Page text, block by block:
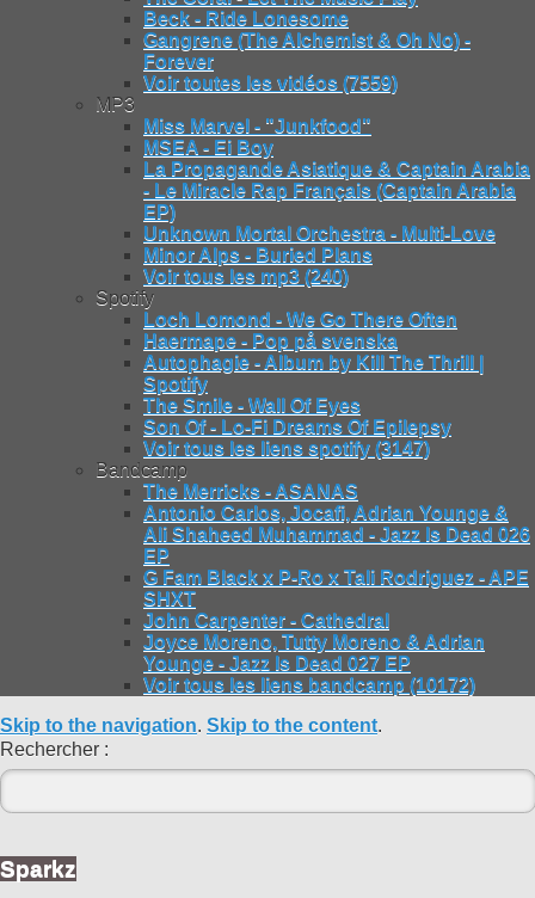
Beck - Ride Lonesome
Gangrene (The Alchemist & Oh No) -
Forever
Voir toutes les vidéos (7559)
MP3
Miss Marvel - "Junkfood"
MSEA - Ei Boy
La Propagande Asiatique & Captain Arabia
- Le Miracle Rap Français (Captain Arabia
EP)
Unknown Mortal Orchestra - Multi-Love
Minor Alps - Buried Plans
Voir tous les mp3 (240)
Spotify
Loch Lomond - We Go There Often
Haermape - Pop på svenska
Autophagie - Album by Kill The Thrill |
Spotify
The Smile - Wall Of Eyes
Son Of - Lo-Fi Dreams Of Epilepsy
Voir tous les liens spotify (3147)
Bandcamp
The Merricks - ASANAS
Antonio Carlos, Jocafi, Adrian Younge &
Ali Shaheed Muhammad - Jazz Is Dead 026
EP
G Fam Black x P-Ro x Tali Rodriguez - APE
SHXT
John Carpenter - Cathedral
Joyce Moreno, Tutty Moreno & Adrian
Younge - Jazz Is Dead 027 EP
Voir tous les liens bandcamp (10172)
Skip to the navigation. Skip to the content.
Rechercher :
Sparkz